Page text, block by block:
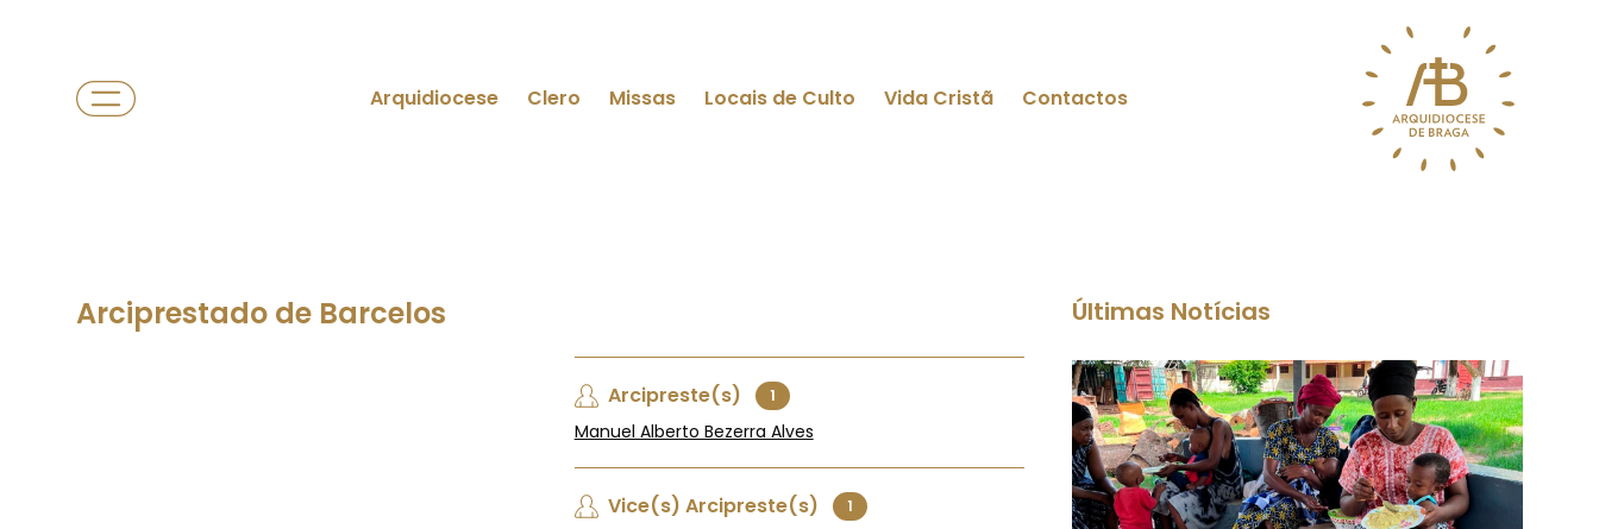
Arquidiocese Clero Missas Locais de Culto Vida Cristã Contactos
Arciprestado de Barcelos
Arcipreste(s) 1
Manuel Alberto Bezerra Alves
Vice(s) Arcipreste(s) 1
Últimas Notícias